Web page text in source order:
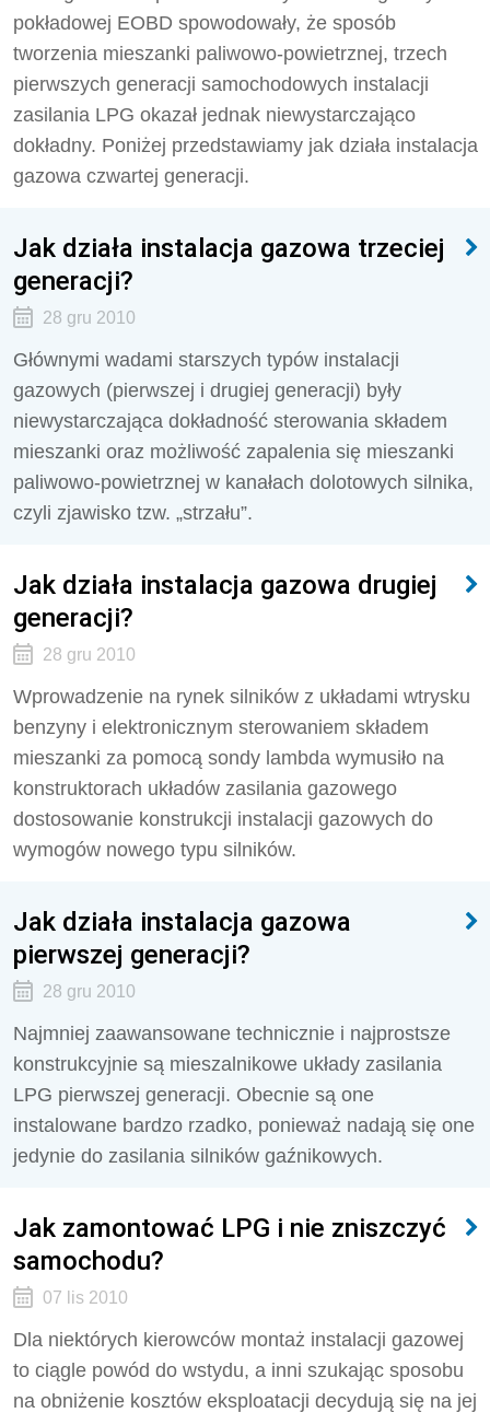
pokładowej EOBD spowodowały, że sposób
tworzenia mieszanki paliwowo-powietrznej, trzech
pierwszych generacji samochodowych instalacji
zasilania LPG okazał jednak niewystarczająco
dokładny. Poniżej przedstawiamy jak działa instalacja
gazowa czwartej generacji.
Jak działa instalacja gazowa trzeciej
generacji?
28 gru 2010
Głównymi wadami starszych typów instalacji
gazowych (pierwszej i drugiej generacji) były
niewystarczająca dokładność sterowania składem
mieszanki oraz możliwość zapalenia się mieszanki
paliwowo-powietrznej w kanałach dolotowych silnika,
czyli zjawisko tzw. „strzału”.
Jak działa instalacja gazowa drugiej
generacji?
28 gru 2010
Wprowadzenie na rynek silników z układami wtrysku
benzyny i elektronicznym sterowaniem składem
mieszanki za pomocą sondy lambda wymusiło na
konstruktorach układów zasilania gazowego
dostosowanie konstrukcji instalacji gazowych do
wymogów nowego typu silników.
Jak działa instalacja gazowa
pierwszej generacji?
28 gru 2010
Najmniej zaawansowane technicznie i najprostsze
konstrukcyjnie są mieszalnikowe układy zasilania
LPG pierwszej generacji. Obecnie są one
instalowane bardzo rzadko, ponieważ nadają się one
jedynie do zasilania silników gaźnikowych.
Jak zamontować LPG i nie zniszczyć
samochodu?
07 lis 2010
Dla niektórych kierowców montaż instalacji gazowej
to ciągle powód do wstydu, a inni szukając sposobu
na obniżenie kosztów eksploatacji decydują się na jej